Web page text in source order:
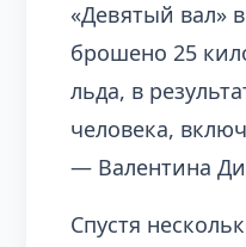
«Девятый вал»
брошено 25
льда, в
человека,
— Валентина
Спустя